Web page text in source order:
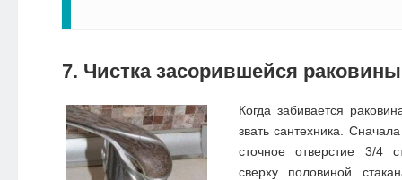
7. Чистка засорившейся раковины
Когда забивается
звать сантехника.
сточное отверстие 3/4
сверху половиной